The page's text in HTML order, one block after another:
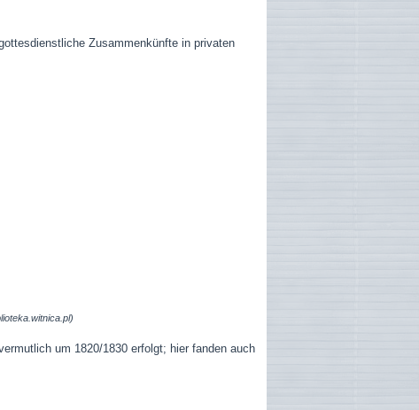
Zusammenkünfte in privaten
um 1820/1830 erfolgt; hier fanden auch